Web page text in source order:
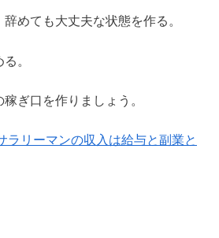
めても大丈夫な状態を作る。
。
ぎ口を作りましょう。
ラリーマンの収入は給与と副業と